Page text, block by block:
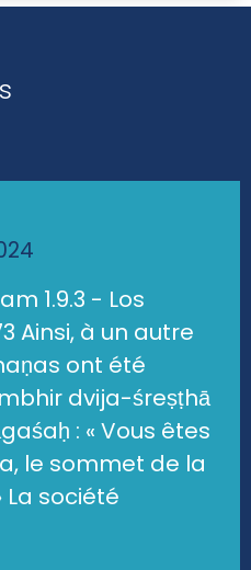
1.9.3 - Los
Ainsi, à un autre
ont été
dvija-śreṣṭhā
: « Vous êtes
le sommet de la
La société